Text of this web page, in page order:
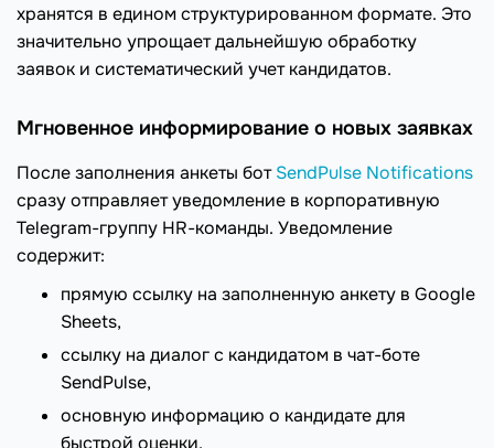
хранятся в едином структурированном формате. Это
значительно упрощает дальнейшую обработку
заявок и систематический учет кандидатов.
Мгновенное информирование о новых заявках
После заполнения анкеты ботSendPulse Notifications
сразу отправляет уведомление в корпоративную
Telegram-группу HR-команды. Уведомление
содержит:
прямую ссылку на заполненную анкету в Google
Sheets,
ссылку на диалог с кандидатом в чат-боте
SendPulse,
основную информацию о кандидате для
быстрой оценки.